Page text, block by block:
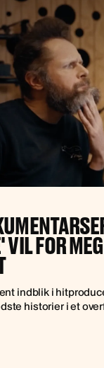
VIL FOR
indblik i
historier i et